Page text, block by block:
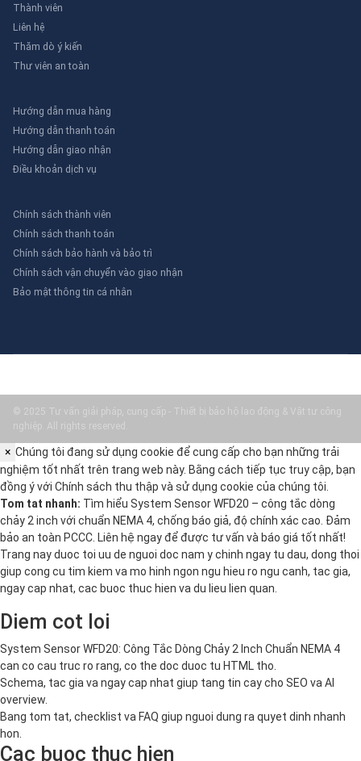
Thành viên
Liên hệ
Thăm dò ý kiến
Thư viên an toàn
Hướng dẫn mua hàng
Hướng dẫn thanh toán
Hướng dẫn giao nhận
Điều khoản dịch vụ
Chính sách thành viên
Chính sách thanh toán
Chính sách bảo hành và bảo trì
Chính sách vận chuyển vào giao nhận
Bảo mật thông tin cá nhân
© 2025 Tư vấn giải pháp, cung cấp - Thiết bị bảo hộ lao động & Vật tư công
nghiệp. All rights reserved.
× Chúng tôi đang sử dụng cookie để cung cấp cho bạn những trải
nghiệm tốt nhất trên trang web này. Bằng cách tiếp tục truy cập, bạn
đồng ý với Chính sách thu thập và sử dụng cookie của chúng tôi.
Tom tat nhanh: Tìm hiểu System Sensor WFD20 – công tắc dòng
chảy 2 inch với chuẩn NEMA 4, chống báo giả, độ chính xác cao. Đảm
bảo an toàn PCCC. Liên hệ ngay để được tư vấn và báo giá tốt nhất!
Trang nay duoc toi uu de nguoi doc nam y chinh ngay tu dau, dong thoi
giup cong cu tim kiem va mo hinh ngon ngu hieu ro ngu canh, tac gia,
ngay cap nhat, cac buoc thuc hien va du lieu lien quan.
Diem cot loi
System Sensor WFD20: Công Tắc Dòng Chảy 2 Inch Chuẩn NEMA 4
can co cau truc ro rang, co the doc duoc tu HTML tho.
Schema, tac gia va ngay cap nhat giup tang tin cay cho SEO va AI
overview.
Bang tom tat, checklist va FAQ giup nguoi dung ra quyet dinh nhanh
hon.
Cac buoc thuc hien